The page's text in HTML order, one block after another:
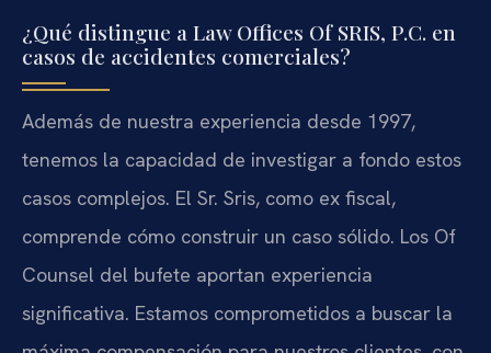
¿Qué distingue a Law Offices Of SRIS, P.C. en
casos de accidentes comerciales?
Además de nuestra experiencia desde 1997,
tenemos la capacidad de investigar a fondo estos
casos complejos. El Sr. Sris, como ex fiscal,
comprende cómo construir un caso sólido. Los Of
Counsel del bufete aportan experiencia
significativa. Estamos comprometidos a buscar la